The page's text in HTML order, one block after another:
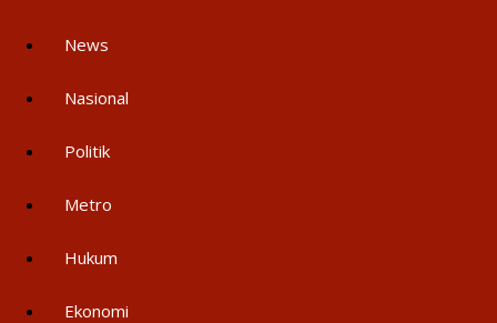
News
Nasional
Politik
Metro
Hukum
Ekonomi